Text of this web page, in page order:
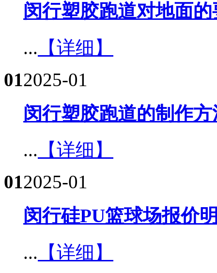
闵行塑胶跑道对地面的
... 【详细】
012025-01
闵行塑胶跑道的制作
... 【详细】
012025-01
闵行硅PU篮球场报价
... 【详细】